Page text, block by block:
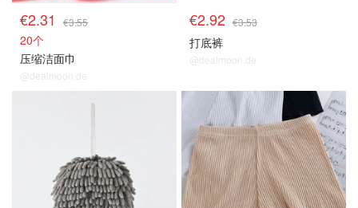
€2.31 €3.55
20个
压缩洁面巾
@dealmoon.de
€2.92 €3.53
打底裤
@dealmoon.de